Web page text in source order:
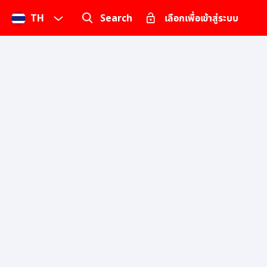
TH Search เลือกเพื่อเข้าสู่ระบบ